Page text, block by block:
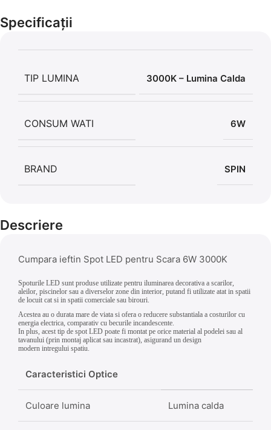
56,86 LEI
Specificații
TIP LUMINA 3000K – Lumina Calda
CONSUM WATI 6W
BRAND SPIN
Descriere
Cumpara ieftin Spot LED pentru Scara 6W 3000K
Spoturile LED sunt produse utilizate pentru iluminarea decorativa a scarilor,
aleilor, piscinelor sau a diverselor zone din interior, putand fi utilizate atat in spatii
de locuit cat si in spatii comerciale sau birouri.
Acestea au o durata mare de viata si ofera o reducere substantiala a costurilor cu
energia electrica, comparativ cu becurile incandescente.
In plus, acest tip de spot LED poate fi montat pe orice material al podelei sau al
tavanului (prin montaj aplicat sau incastrat), asigurand un design
modern intregului spatiu.
Caracteristici Optice
Culoare lumina Lumina calda